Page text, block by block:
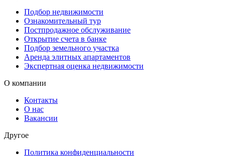
Подбор недвижимости
Ознакомительный тур
Постпродажное обслуживание
Открытие счета в банке
Подбор земельного участка
Аренда элитных апартаментов
Экспертная оценка недвижимости
О компании
Контакты
О нас
Вакансии
Другое
Политика конфиденциальности